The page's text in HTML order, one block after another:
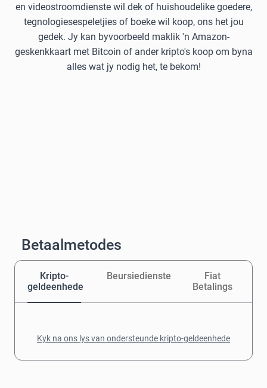
en videostroomdienste wil dek of huishoudelike goedere,
tegnologiesespeletjies of boeke wil koop, ons het jou
gedek. Jy kan byvoorbeeld maklik 'n Amazon-
geskenkkaart met Bitcoin of ander kripto's koop om byna
alles wat jy nodig het, te bekom!
Betaalmetodes
Kripto-
geldeenhede
Beursiedienste
Fiat
Betalings
Kyk na ons lys van ondersteunde kripto-geldeenhede